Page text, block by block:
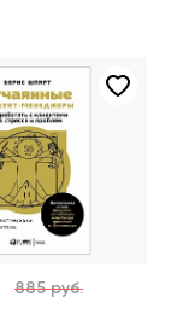
885 руб.